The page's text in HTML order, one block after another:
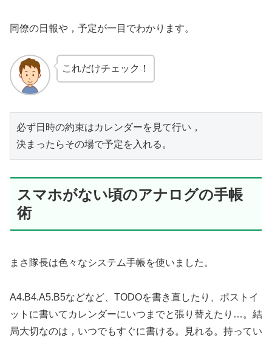
同僚の日報や，予定が一目でわかります。
これだけチェック！
必ず日時の約束はカレンダーを見て行い，
決まったらその場で予定を入れる。
スマホがない頃のアナログの手帳
術
まさ隊長は色々なシステム手帳を使いました。
A4.B4.A5.B5などなど、TODOを書き直したり、ポストイ
ットに書いてカレンダーにいつまでと張り替えたり…。結
局大切なのは，いつでもすぐに書ける。見れる。持ってい